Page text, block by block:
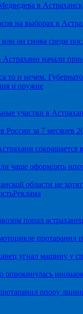
в
на выборах в
он снова среди
начали
то и нечем.
и оружие
участки в
России за 7 месяцев
сокращается
чаще оформлять
области не
Реклама
попал
протаранил
угнал машину у
опрокинулась
опору